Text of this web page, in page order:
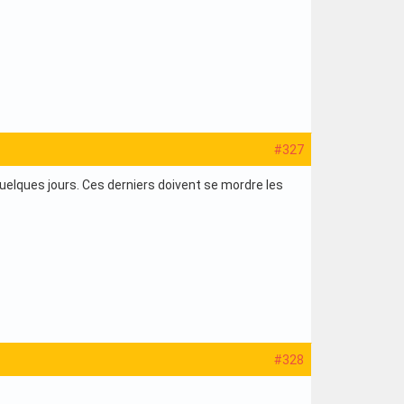
#327
jours. Ces derniers doivent se mordre les
#328